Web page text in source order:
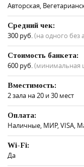
Авторская,
Средний чек:
300 руб.(на одного без
Стоимость банкета:
600 руб.(минимальная
Вместимость:
2 зала на 20 и 30 мест
Оплата:
Наличные, МИР, VISA,
Wi-Fi:
Да